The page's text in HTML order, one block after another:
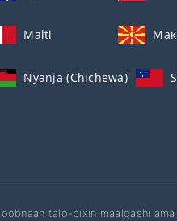
Malti
Nyanja (Chichewa)
talo-bixin maalgashi